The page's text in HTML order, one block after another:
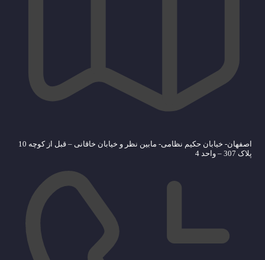
اصفهان- خیابان حکیم نظامی- مابین نظر و خیابان خاقانی – قبل از کوچه 10
پلاک 307 – واحد 4